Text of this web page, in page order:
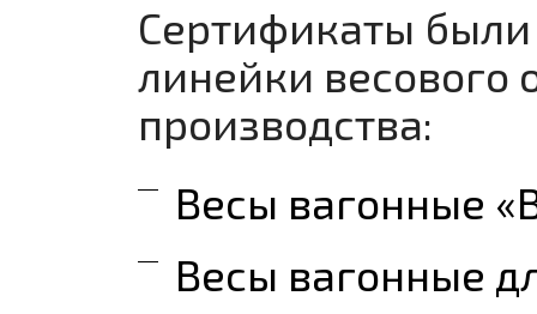
Сертификаты
линейки весового
производства:
Весы вагонные
Весы вагонные